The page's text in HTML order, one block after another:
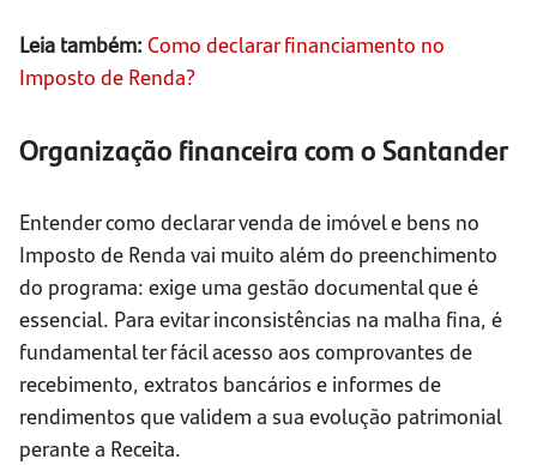
Leia também: Como declarar financiamento no
Imposto de Renda?
Organização financeira com o Santander
Entender como declarar venda de imóvel e bens no
Imposto de Renda vai muito além do preenchimento
do programa: exige uma gestão documental que é
essencial. Para evitar inconsistências na malha fina, é
fundamental ter fácil acesso aos comprovantes de
recebimento, extratos bancários e informes de
rendimentos que validem a sua evolução patrimonial
perante a Receita.